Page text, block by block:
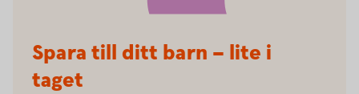
Spara till ditt barn – lite i
taget